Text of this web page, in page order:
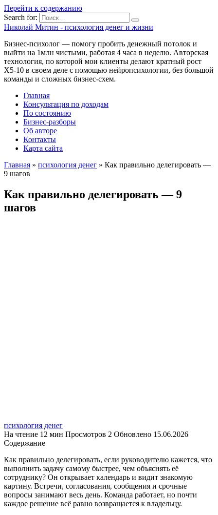
Перейти к содержанию
Search for:
Николай Митин - психология денег и жизни
Бизнес-психолог — помогу пробить денежный потолок и
выйти на 1млн чистыми, работая 4 часа в неделю. Авторская
технология, по которой мои клиенты делают кратный рост
Х5-10 в своем деле с помощью нейропсихологии, без большой
команды и сложных бизнес-схем.
Главная
Консультация по доходам
По состоянию
Бизнес-разборы
Об авторе
Контакты
Карта сайта
Главная » психология денег » Как правильно делегировать —
9 шагов
Как правильно делегировать — 9
шагов
психология денег
На чтение 12 мин Просмотров 2 Обновлено 15.06.2026
Содержание
Как правильно делегировать, если руководителю кажется, что
выполнить задачу самому быстрее, чем объяснять её
сотруднику? Он открывает календарь и видит знакомую
картину. Встречи, согласования, сообщения и срочные
вопросы занимают весь день. Команда работает, но почти
каждое решение всё равно возвращается к владельцу.